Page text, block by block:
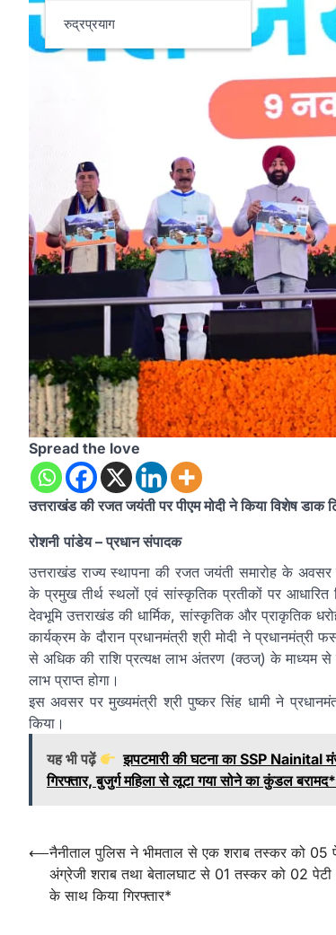
रुद्रप्रयाग
Spread the love
उत्तराखंड की रजत जयंती पर पीएम मोदी ने किया विशेष
रोशनी पांडेय– प्रधान संपादक
उत्तराखंड राज्य स्थापना की रजत जयंती समारोह के
के प्रमुख तीर्थ स्थलों एवं सांस्कृतिक प्रतीकों पर
देवभूमि उत्तराखंड की धार्मिक, सांस्कृतिक और प्राकृतिक
कार्यक्रम के दौरान प्रधानमंत्री श्री मोदी ने
से अधिक की राशि प्रत्यक्ष लाभ अंतरण (क्ठज्) के माध्यम
लाभ प्राप्त होगा।
इस अवसर पर मुख्यमंत्री श्री पुष्कर सिंह धामी ने
किया।
यह भी पढ़ें
झपटमारी की घटना का SSP Nainital
गिरफ्तार, बुजुर्ग महिला से लूटा गया सोने का कुंडल बरामद*
Post
navigation
⟵नैनीताल पुलिस ने भीमताल से एक शराब तस्कर को 05
अंग्रेजी शराब तथा बेतालघाट से 01 तस्कर को 02 पेटी
के साथ किया गिरफ्तार*